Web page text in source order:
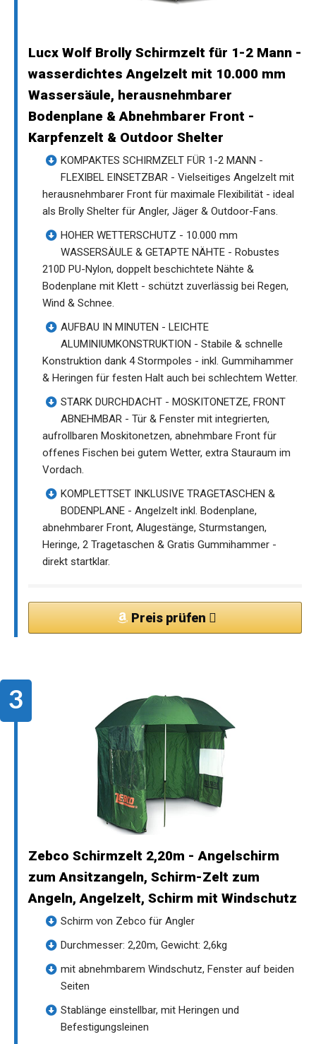
Lucx Wolf Brolly Schirmzelt für 1-2 Mann -
wasserdichtes Angelzelt mit 10.000 mm
Wassersäule, herausnehmbarer
Bodenplane & Abnehmbarer Front -
Karpfenzelt & Outdoor Shelter
KOMPAKTES SCHIRMZELT FÜR 1-2 MANN -
FLEXIBEL EINSETZBAR - Vielseitiges Angelzelt mit
herausnehmbarer Front für maximale Flexibilität - ideal
als Brolly Shelter für Angler, Jäger & Outdoor-Fans.
HOHER WETTERSCHUTZ - 10.000 mm
WASSERSÄULE & GETAPTE NÄHTE - Robustes
210D PU-Nylon, doppelt beschichtete Nähte &
Bodenplane mit Klett - schützt zuverlässig bei Regen,
Wind & Schnee.
AUFBAU IN MINUTEN - LEICHTE
ALUMINIUMKONSTRUKTION - Stabile & schnelle
Konstruktion dank 4 Stormpoles - inkl. Gummihammer
& Heringen für festen Halt auch bei schlechtem Wetter.
STARK DURCHDACHT - MOSKITONETZE, FRONT
ABNEHMBAR - Tür & Fenster mit integrierten,
aufrollbaren Moskitonetzen, abnehmbare Front für
offenes Fischen bei gutem Wetter, extra Stauraum im
Vordach.
KOMPLETTSET INKLUSIVE TRAGETASCHEN &
BODENPLANE - Angelzelt inkl. Bodenplane,
abnehmbarer Front, Alugestänge, Sturmstangen,
Heringe, 2 Tragetaschen & Gratis Gummihammer -
direkt startklar.
Preis prüfen
Zebco Schirmzelt 2,20m - Angelschirm
zum Ansitzangeln, Schirm-Zelt zum
Angeln, Angelzelt, Schirm mit Windschutz
Schirm von Zebco für Angler
Durchmesser: 2,20m, Gewicht: 2,6kg
mit abnehmbarem Windschutz, Fenster auf beiden
Seiten
Stablänge einstellbar, mit Heringen und
Befestigungsleinen